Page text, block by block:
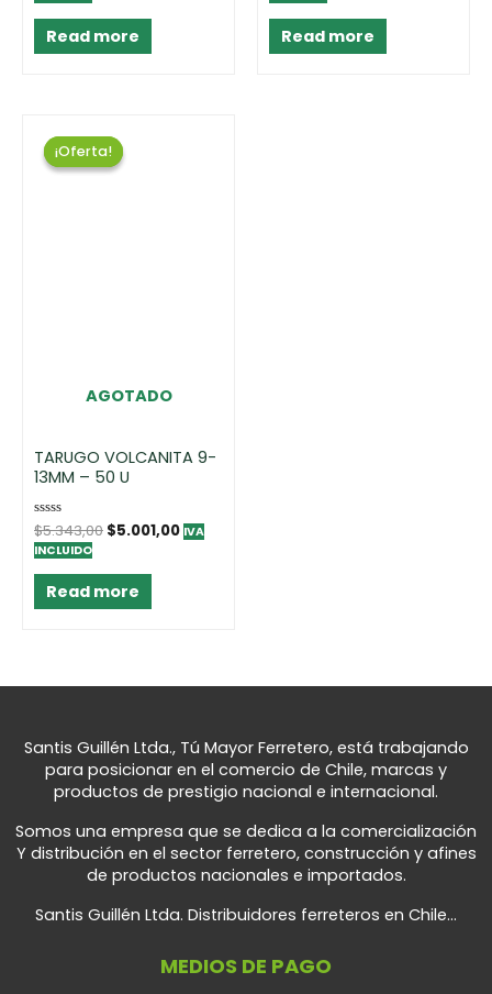
Read more Read more
¡Oferta!
AGOTADO
¡Oferta!
TARUGO VOLCANITA 9-
13MM – 50 U
Rated
0
out
$5.343,00 $5.001,00 IVA
INCLUIDO
Read more
Santis Guillén Ltda., Tú Mayor Ferretero, está trabajando
para posicionar en el comercio de Chile, marcas y
productos de prestigio nacional e internacional.
Somos una empresa que se dedica a la comercialización
Y distribución en el sector ferretero, construcción y afines
de productos nacionales e importados.
Santis Guillén Ltda. Distribuidores ferreteros en Chile...
MEDIOS DE PAGO